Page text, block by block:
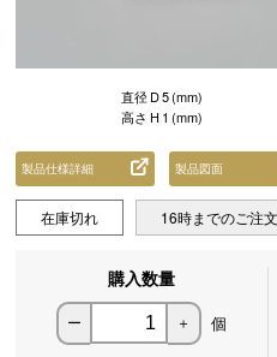
直径D5(mm)
高さ H 1 (mm)
製品仕様詳細 製品図面
在庫切れ 16時までのご注
購入数量
ー ＋ 個